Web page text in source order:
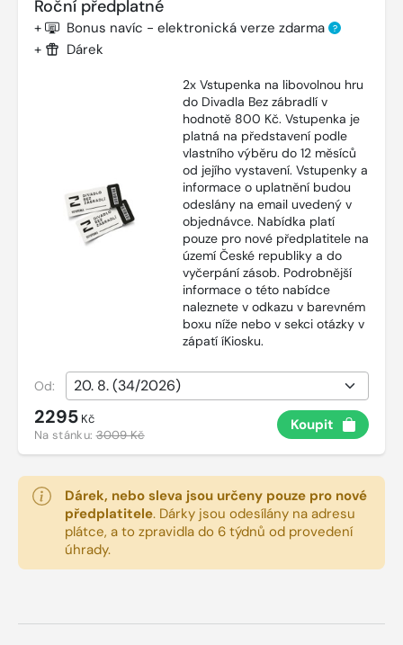
Roční předplatné
+ Bonus navíc - elektronická verze zdarma ?
+ Dárek
2x Vstupenka na libovolnou hru
do Divadla Bez zábradlí v
hodnotě 800 Kč. Vstupenka je
platná na představení podle
vlastního výběru do 12 měsíců
od jejího vystavení. Vstupenky a
informace o uplatnění budou
odeslány na email uvedený v
objednávce. Nabídka platí
pouze pro nové předplatitele na
území České republiky a do
vyčerpání zásob. Podrobnější
informace o této nabídce
naleznete v odkazu v barevném
boxu níže nebo v sekci otázky v
zápatí íKiosku.
Od:
2295 Kč
Na stánku:3009 Kč
Koupit
Dárek, nebo sleva jsou určeny pouze pro nové
předplatitele. Dárky jsou odesílány na adresu
plátce, a to zpravidla do 6 týdnů od provedení
úhrady.